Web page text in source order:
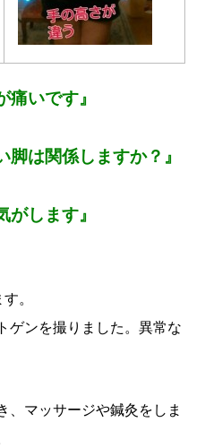
痛いです』
脚は関係しますか？』
がします』
。
ゲンを撮りました。 異常な
、マッサージや鍼灸をしま